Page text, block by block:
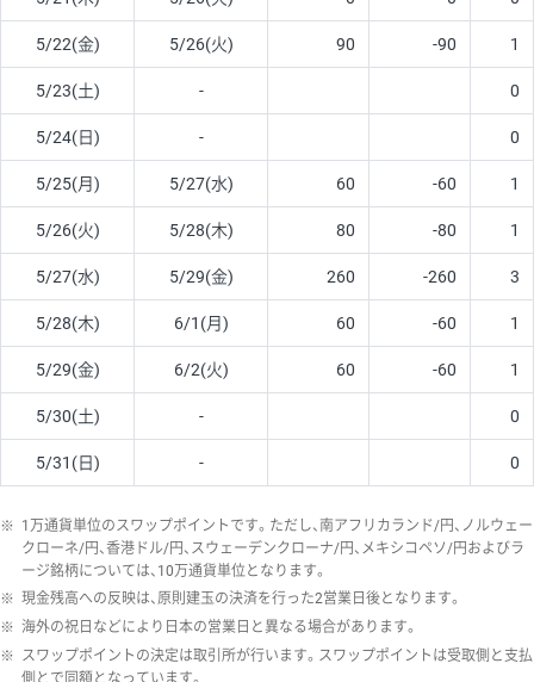
5/22(金) 5/26(火) 90 -90 1
5/23(土) - 0
5/24(日) - 0
5/25(月) 5/27(水) 60 -60 1
5/26(火) 5/28(木) 80 -80 1
5/27(水) 5/29(金) 260 -260 3
5/28(木) 6/1(月) 60 -60 1
5/29(金) 6/2(火) 60 -60 1
5/30(土) - 0
5/31(日) - 0
※ 1万通貨単位のスワップポイントです。ただし、南アフリカランド/円、ノルウェー
クローネ/円、香港ドル/円、スウェーデンクローナ/円、メキシコペソ/円およびラ
ージ銘柄については、10万通貨単位となります。
※ 現金残高への反映は、原則建玉の決済を行った2営業日後となります。
※ 海外の祝日などにより日本の営業日と異なる場合があります。
※ スワップポイントの決定は取引所が行います。スワップポイントは受取側と支払
側とで同額となっています。